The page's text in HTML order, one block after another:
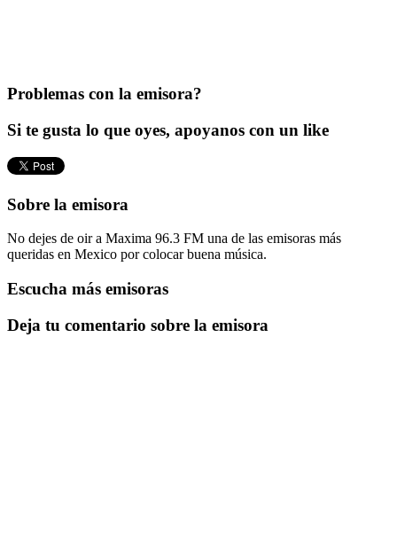
Problemas con la emisora?
Si te gusta lo que oyes, apoyanos con un like
Sobre la emisora
No dejes de oir a Maxima 96.3 FM una de las emisoras más
queridas en Mexico por colocar buena música.
Escucha más emisoras
Deja tu comentario sobre la emisora